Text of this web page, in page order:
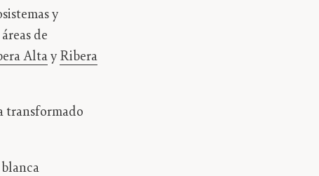
y
de
Altay Ribera
transformado